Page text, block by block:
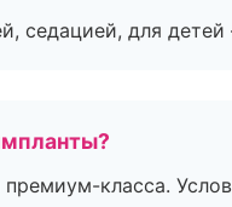
седацией, для
класса.